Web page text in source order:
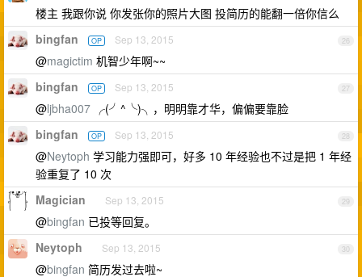
楼主 我跟你说 你发张你的照片大图 投简历的能翻一倍你信么
26
bingfan OP Sep 13, 2015
@magictim 机智少年啊~~
27
bingfan OP Sep 13, 2015
@ljbha007 ╭(╯^╰)╮，明明靠才华，偏偏要靠脸
28
bingfan OP Sep 13, 2015
@Neytoph 学习能力强即可，好多 10 年经验也不过是把 1 年经
验重复了 10 次
29
Magician Sep 13, 2015
@bingfan 已投等回复。
30
Neytoph Sep 13, 2015
@bingfan 简历发过去啦~